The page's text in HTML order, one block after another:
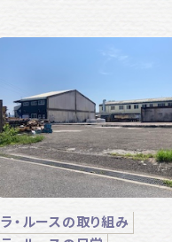
ラ・ルースの取り組み